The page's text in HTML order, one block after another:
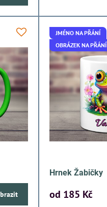
JMÉNO NA PŘÁNÍ
OBRÁZEK NA PŘÁNÍ
Hrnek Žabičky
od 185 Kč